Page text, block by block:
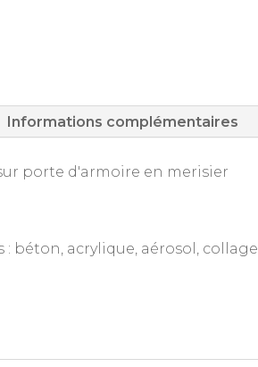
Informations complémentaires
porte d'armoire en merisier
: béton, acrylique, aérosol, collage.